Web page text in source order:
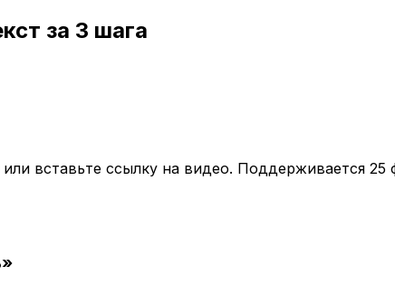
за 3 шага
или вставьте ссылку на видео. Поддерживается